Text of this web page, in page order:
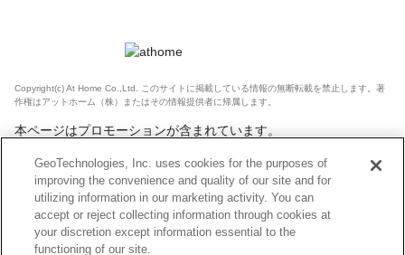
Copyright(c) At Home Co.,Ltd. このサイトに掲載している情報の無断転載を禁止します。著
作権はアットホーム（株）またはその情報提供者に帰属します。
本ページはプロモーションが含まれています。
GeoTechnologies, Inc. uses cookies for the purposes of
improving the convenience and quality of our site and for
utilizing information in our marketing activity. You can
accept or reject collecting information through cookies at
your discretion except information essential to the
functioning of our site.